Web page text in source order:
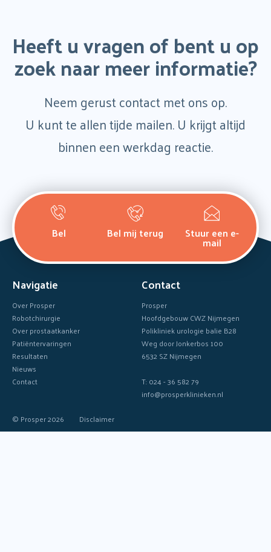
Heeft u vragen of bent u op
zoek naar meer informatie?
Neem gerust contact met ons op.
U kunt te allen tijde mailen. U krijgt altijd
binnen een werkdag reactie.
Bel Bel mij terug Stuur een e-
mail
Navigatie
Over Prosper
Robotchirurgie
Over prostaatkanker
Patiëntervaringen
Resultaten
Nieuws
Contact
Contact
Prosper
Hoofdgebouw CWZ Nijmegen
Polikliniek urologie balie B28
Weg door Jonkerbos 100
6532 SZ Nijmegen
T: 024 - 36 582 79
info@prosperklinieken.nl
© Prosper 2026
Disclaimer